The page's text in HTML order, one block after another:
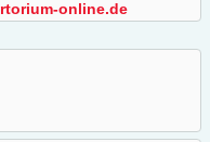
online.de